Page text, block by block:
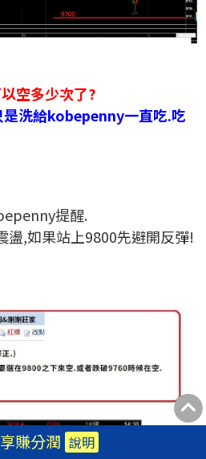
賺分潤 說明
空多少次了?
洗給kobepenny一直吃.吃
提醒.
盪,如果站上9800先避開反彈!